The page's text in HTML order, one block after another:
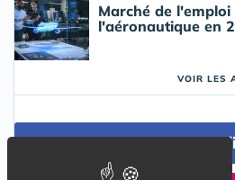
Marché de l'emploi
l'aéronautique en
VOIR LES
Logement